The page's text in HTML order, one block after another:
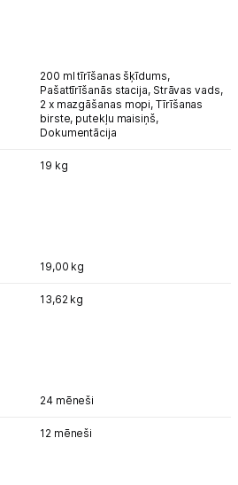
200 ml tīrīšanas šķīdums,
Pašattīrīšanās stacija, Strāvas vads,
2 x mazgāšanas mopi,Tīrīšanas
birste, putekļu maisiņš,
Dokumentācija
19 kg
19,00 kg
13,62 kg
24 mēneši
12 mēneši